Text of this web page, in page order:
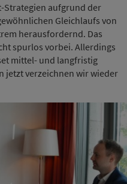
Strategien aufgrund der
Gleichlaufs von
herausfordernd. Das
spurlos vorbei. Allerdings
mittel- und langfristig
jetzt verzeichnen wir wieder